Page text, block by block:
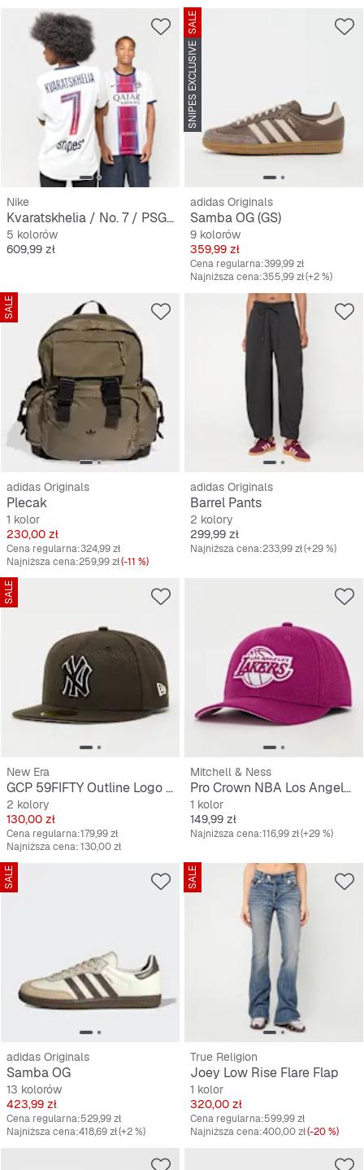
Nike
Kvaratskhelia / No. 7 / PSG Nike Away Stadium 2026/27
5 kolorów
Cena
609,99 zł
SALE
SNIPES EXCLUSIVE
adidas Originals
Samba OG (GS)
9 kolorów
Cena
359,99 zł
Cena regularna:399,99 zł
Najniższa cena:355,99 zł(+2 %)
SALE
adidas Originals
Plecak
1 kolor
Cena
230,00 zł
Cena regularna:324,99 zł
Najniższa cena:259,99 zł(-11 %)
adidas Originals
Barrel Pants
2 kolory
Cena
299,99 zł
Najniższa cena:233,99 zł(+29 %)
SALE
New Era
GCP 59FIFTY Outline Logo MLB New York Yankees
2 kolory
Cena
130,00 zł
Cena regularna:179,99 zł
Najniższa cena:130,00 zł
Mitchell & Ness
Pro Crown NBA Los Angeles Lakers
1 kolor
Cena
149,99 zł
Najniższa cena:116,99 zł(+29 %)
SALE
adidas Originals
Samba OG
13 kolorów
Cena
423,99 zł
Cena regularna:529,99 zł
Najniższa cena:418,69 zł(+2 %)
SALE
True Religion
Joey Low Rise Flare Flap
1 kolor
Cena
320,00 zł
Cena regularna:599,99 zł
Najniższa cena:400,00 zł(-20 %)